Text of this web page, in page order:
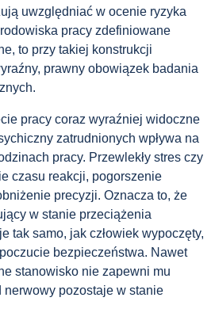
uwzględniać w ocenie ryzyka
pracy zdefiniowane
to przy takiej konstrukcji
prawny obowiązek badania
pracy coraz wyraźniej widoczne
zatrudnionych wpływa na
pracy. Przewlekły stres czy
czasu reakcji, pogorszenie
precyzji. Oznacza to, że
w stanie przeciążenia
tak samo, jak człowiek wypoczęty,
bezpieczeństwa. Nawet
stanowisko nie zapewni mu
nerwowy pozostaje w stanie